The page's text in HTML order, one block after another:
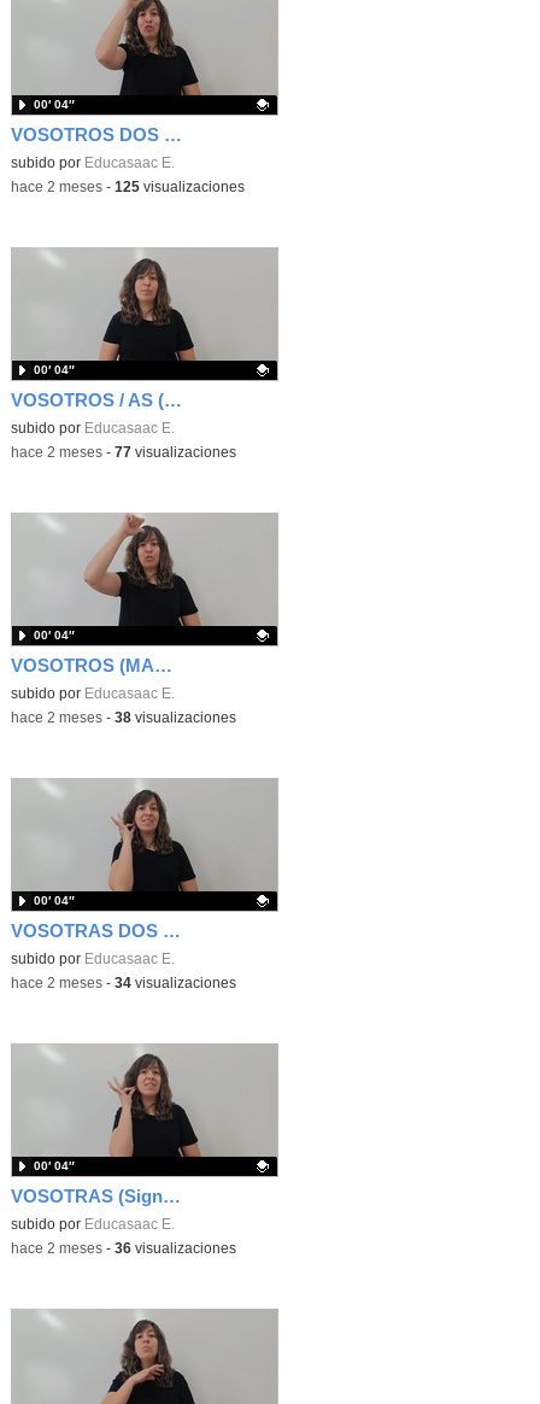
VOSOTROS DOS (MASCULINO) (Signos EducaSAAC)
Contenido educativo.
subido por Educasaac E.
00′ 04″
-hace 2 meses- 125visualizaciones
VOSOTROS / AS (Signos EducaSAAC)
Contenido educativo.
subido por Educasaac E.
00′ 04″
-hace 2 meses- 77 visualizaciones
VOSOTROS (MASCULINO) (Signos EducaSAAC)
Contenido educativo.
subido por Educasaac E.
00′ 04″
-hace 2 meses- 38visualizaciones
VOSOTRAS DOS (Signos EducaSAAC)
Contenido educativo.
subido por Educasaac E.
00′ 04″
-hace 2 meses- 34visualizaciones
VOSOTRAS (Signos EducaSAAC)
Contenido educativo.
subido por Educasaac E.
00′ 04″
-hace 2 meses- 36visualizaciones